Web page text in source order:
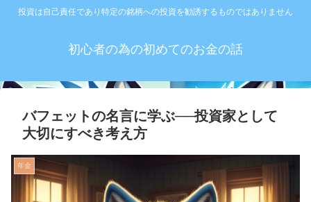
投資は自己責任であり特定の銘柄への投資を勧誘するものではありません
初心者の為の初めてのお金の話
バフェットの名言に学ぶ──投資家として
大切にすべき考え方
年金